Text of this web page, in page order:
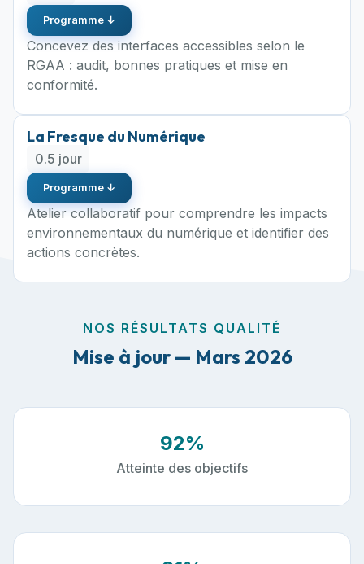
Programme ↓
Concevez des interfaces accessibles selon le
RGAA : audit, bonnes pratiques et mise en
conformité.
La Fresque du Numérique
0.5 jour
Programme ↓
Atelier collaboratif pour comprendre les impacts
environnementaux du numérique et identifier des
actions concrètes.
NOS RÉSULTATS QUALITÉ
Mise à jour — Mars 2026
92%
Atteinte des objectifs